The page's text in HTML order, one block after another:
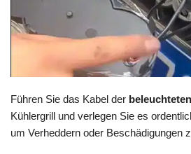
Führen Sie das Kabel der
Kühlergrill und verlegen Sie es
um Verheddern oder Beschädigungen